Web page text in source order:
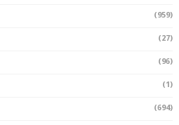
(959)
(27)
(96)
(1)
(694)